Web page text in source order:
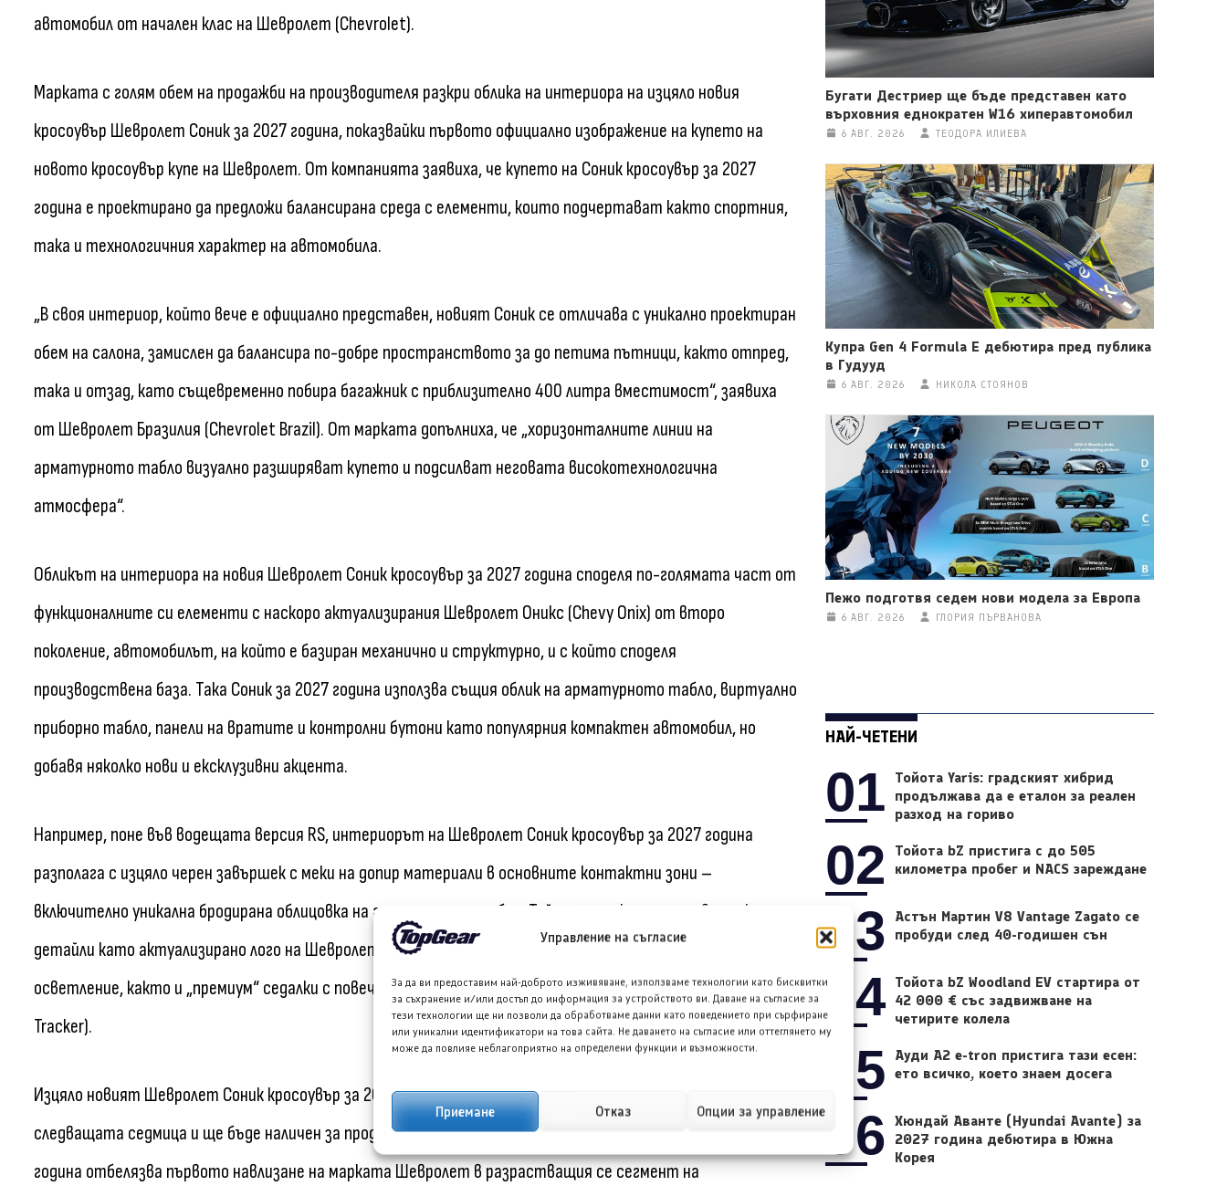
Управление на съгласие
За да ви предоставим най-доброто изживяване, използваме технологии като бисквитки
за съхранение и/или достъп до информация за устройството ви. Даване на съгласие за
тези технологии ще ни позволи да обработваме данни като поведението при сърфиране
или уникални идентификатори на това сайта. Не даването на съгласие или оттеглянето му
може да повлияе неблагоприятно на определени функции и възможности.
Приемане Отказ Опции за управление
автомобил от начален клас на Шевролет (Chevrolet).
Марката с голям обем на продажби на производителя разкри облика на интериора на изцяло новия
кросоувър Шевролет Соник за 2027 година, показвайки първото официално изображение на купето на
новото кросоувър купе на Шевролет. От компанията заявиха, че купето на Соник кросоувър за 2027
година е проектирано да предложи балансирана среда с елементи, които подчертават както спортния,
така и технологичния характер на автомобила.
„В своя интериор, който вече е официално представен, новият Соник се отличава с уникално проектиран
обем на салона, замислен да балансира по-добре пространството за до петима пътници, както отпред,
така и отзад, като същевременно побира багажник с приблизително 400 литра вместимост“, заявиха
от Шевролет Бразилия (Chevrolet Brazil). От марката допълниха, че „хоризонталните линии на
арматурното табло визуално разширяват купето и подсилват неговата високотехнологична
атмосфера“.
Обликът на интериора на новия Шевролет Соник кросоувър за 2027 година споделя по-голямата част от
функционалните си елементи с наскоро актуализирания Шевролет Оникс (Chevy Onix) от второ
поколение, автомобилът, на който е базиран механично и структурно, и с който споделя
производствена база. Така Соник за 2027 година използва същия облик на арматурното табло, виртуално
приборно табло, панели на вратите и контролни бутони като популярния компактен автомобил, но
добавя няколко нови и ексклузивни акцента.
Например, поне във водещата версия RS, интериорът на Шевролет Соник кросоувър за 2027 година
разполага с изцяло черен завършек с меки на допир материали в основните контактни зони –
включително уникална бродирана облицовка на арматурното табло. Той също така представя уникални
детайли като актуализирано лого на Шевролет на волана с акценти в пиано лак и система за амбиентно
осветление, както и „премиум“ седалки с повече подплънки, наследени от Шевролет Тракър (Chevy
Tracker).
Изцяло новият Шевролет Соник кросоувър за 2027 година ще бъде официално представен в Бразилия
следващата седмица и ще бъде наличен за продажба в дилърствата от четвъртък, 7 май. Соник за 2027
година отбелязва първото навлизане на марката Шевролет в разрастващия се сегмент на
Бугати Дестриер ще бъде представен като
върховния еднократен W16 хиперавтомобил
6 АВГ. 2026 ТЕОДОРА ИЛИЕВА
Купра Gen 4 Formula E дебютира пред публика
в Гудууд
6 АВГ. 2026 НИКОЛА СТОЯНОВ
Пежо подготвя седем нови модела за Европа
6 АВГ. 2026 ГЛОРИЯ ПЪРВАНОВА
НАЙ-ЧЕТЕНИ
01
Тойота Yaris: градският хибрид
продължава да е еталон за реален
разход на гориво
02
Тойота bZ пристига с до 505
километра пробег и NACS зареждане
03
Астън Мартин V8 Vantage Zagato се
пробуди след 40-годишен сън
04 Тойота bZ Woodland EV стартира от
42 000 € със задвижване на
четирите колела
05
Ауди A2 e-tron пристига тази есен:
ето всичко, което знаем досега
06 Хюндай Аванте (Hyundai Avante) за
2027 година дебютира в Южна
Корея